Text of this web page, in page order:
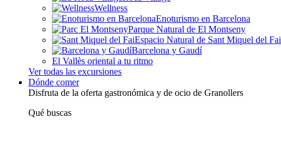
Wellness
Enoturismo en Barcelona
Parque Natural de El Montseny
Espacio Natural de Sant Miquel del Fai
Barcelona y Gaudí
El Vallès oriental a tu ritmo
Ver todas las excursiones
Dónde comer
Disfruta de la oferta gastronómica y de ocio de Granollers
Qué buscas